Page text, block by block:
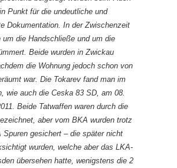
Punkt für die undeutliche und
Dokumentation. In der Zwischenzeit
um die Handschließe und um die
Beide wurden in Zwickau
die Wohnung jedoch schon von
war. Die Tokarev fand man im
wie auch die Ceska 83 SD, am 08.
Beide Tatwaffen waren durch die
aber vom BKA wurden trotz
Spuren gesichert – die später nicht
wurden, welche aber das LKA-
übersehen hatte, wenigstens die 2